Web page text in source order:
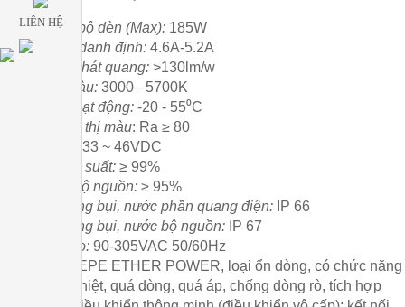
LIÊN HỆ
Công suất bộ đèn (Max): 185W
-Dòng điện danh định: 4.6A-5.2A
-Hiệu suất phát quang: >130lm/w
Nhiệt độ màu: 3000– 5700K
Nhiệt độ hoạt động: -20 - 55⁰C
Chỉ số hiển thị màu: Ra ≥ 80
33 ~ 46VDC
Hệ số công suất: ≥ 99%
Hiệu suất bộ nguồn: ≥ 95%
Chỉ số chống bụi, nước phần quang điện: IP 66
Chỉ số chống bụi, nước bộ nguồn: IP 67
Điện áp vào: 90-305VAC 50/60Hz
EPE ETHER POWER, loại ổn dòng, có chức năng
chống quá nhiệt, quá dòng, quá áp, chống dòng rò, tích hợp